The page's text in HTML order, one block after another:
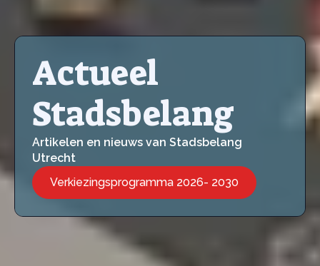
Actueel
Stadsbelang
Artikelen en nieuws van Stadsbelang
Utrecht
Verkiezingsprogramma 2026- 2030